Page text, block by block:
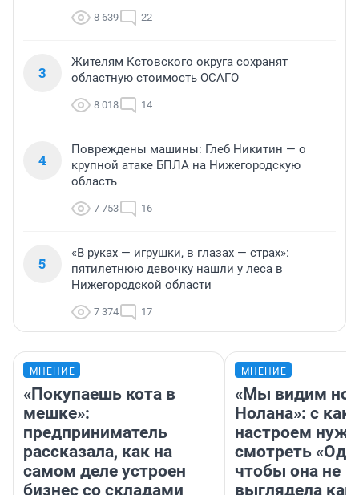
8 639 22
3
Жителям Кстовского округа сохранят
областную стоимость ОСАГО
8 018 14
4
Повреждены машины: Глеб Никитин — о
крупной атаке БПЛА на Нижегородскую
область
7 753 16
5
«В руках — игрушки, в глазах — страх»:
пятилетнюю девочку нашли у леса в
Нижегородской области
7 374 17
МНЕНИЕ
«Покупаешь кота в
мешке»:
предприниматель
рассказала, как на
самом деле устроен
бизнес со складами
МНЕНИЕ
«Мы видим
Нолана»: с
настроем
смотреть
чтобы она не
выглядела как